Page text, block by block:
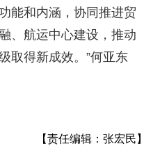
能和内涵，协同推进贸
、航运中心建设，推动
取得新成效。”何亚东
【责任编辑：张宏民】